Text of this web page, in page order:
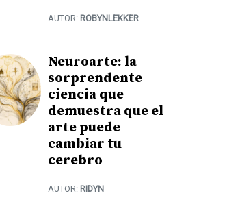
AUTOR: ROBYNLEKKER
Neuroarte: la
sorprendente
ciencia que
demuestra que el
arte puede
cambiar tu
cerebro
AUTOR: RIDYN